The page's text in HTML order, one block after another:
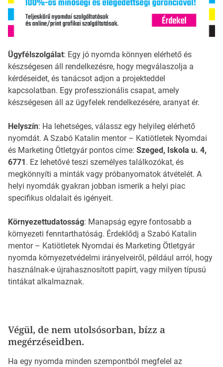
Ügyfélszolgálat: Egy jó nyomda könnyen elérhető és
készségesen áll rendelkezésre, hogy megválaszolja a
kérdéseidet, és tanácsot adjon a projekteddel
kapcsolatban. Egy professzionális csapat, amely
készségesen áll az ügyfelek rendelkezésére, aranyat ér.
Helyszín: Ha lehetséges, válassz egy helyileg elérhető
nyomdát. A Szabó Katalin mentor – Katiötletek Nyomdai
és Marketing Ötletgyár pontos címe: Szeged, Iskola u. 4,
6771. Ez lehetővé teszi személyes találkozókat, és
megkönnyíti a minták vagy próbanyomatok átvételét. A
helyi nyomdák gyakran jobban ismerik a helyi piac
specifikus oldalait és igényeit.
Környezettudatosság: Manapság egyre fontosabb a
környezeti fenntarthatóság. Érdeklődj a Szabó Katalin
mentor – Katiötletek Nyomdai és Marketing Ötletgyár
nyomda környezetvédelmi irányelveiről, például arról, hogy
használnak-e újrahasznosított papírt, vagy milyen típusú
tintákat alkalmaznak.
Végül, de nem utolsósorban, bízz a
megérzéseidben.
Ha egy nyomda minden szempontból megfelel az